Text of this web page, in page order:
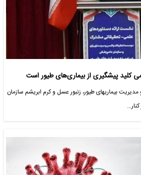
کلید پیشگیری از بیماری‌های طیور است
بیماریهای طیور، زنبور عسل و کرم ابریشم سازمان